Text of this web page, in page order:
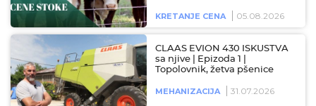
KRETANJE CENA 05.08.2026
CLAAS EVION 430 ISKUSTVA
sa njive | Epizoda 1 |
Topolovnik, žetva pšenice
MEHANIZACIJA 31.07.2026